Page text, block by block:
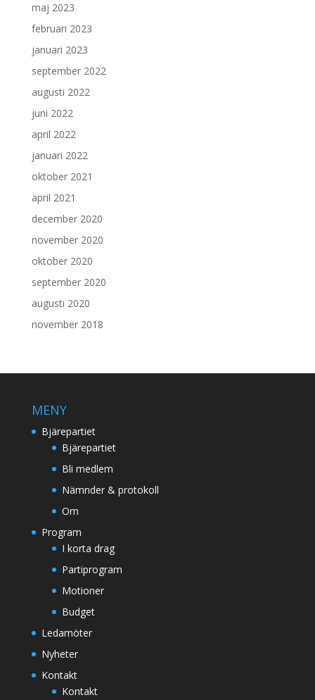
maj 2023
februari 2023
januari 2023
september 2022
augusti 2022
juni 2022
april 2022
januari 2022
oktober 2021
april 2021
december 2020
november 2020
oktober 2020
september 2020
augusti 2020
november 2018
MENY
Bjärepartiet
Bjärepartiet
Bli medlem
Nämnder & protokoll
Om
Program
I korta drag
Partiprogram
Motioner
Budget
Ledamöter
Nyheter
Kontakt
Kontakt